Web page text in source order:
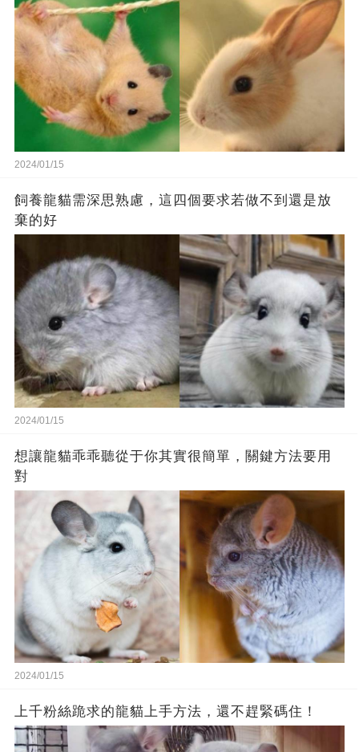
2024/01/15
飼養龍貓需深思熟慮，這四個要求若做不到還是放
棄的好
2024/01/15
想讓龍貓乖乖聽從于你其實很簡單，關鍵方法要用
對
2024/01/15
上千粉絲跪求的龍貓上手方法，還不趕緊碼住！